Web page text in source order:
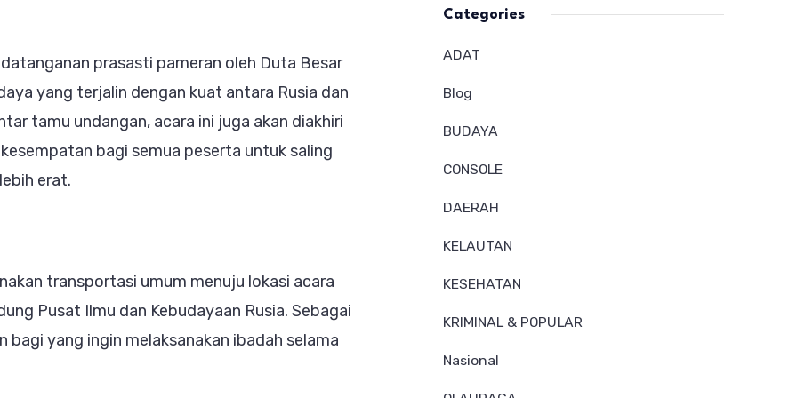
prasasti pameran oleh Duta Besar
yang terjalin dengan kuat antara Rusia dan
tamu undangan, acara ini juga akan diakhiri
bagi semua peserta untuk saling
erat.
transportasi umum menuju lokasi acara
Pusat Ilmu dan Kebudayaan Rusia. Sebagai
yang ingin melaksanakan ibadah selama
Categories
ADAT
Blog
BUDAYA
CONSOLE
DAERAH
KELAUTAN
KESEHATAN
KRIMINAL & POPULAR
Nasional